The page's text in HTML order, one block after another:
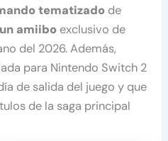
tematizado de
un amiibo exclusivo de
del 2026. Además,
para Nintendo Switch 2
de salida del juego y que
de la saga principal